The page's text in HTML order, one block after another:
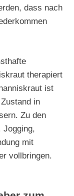
dass nach
therapiert
ist
in
Zu den
Jogging,
mit
vollbringen.